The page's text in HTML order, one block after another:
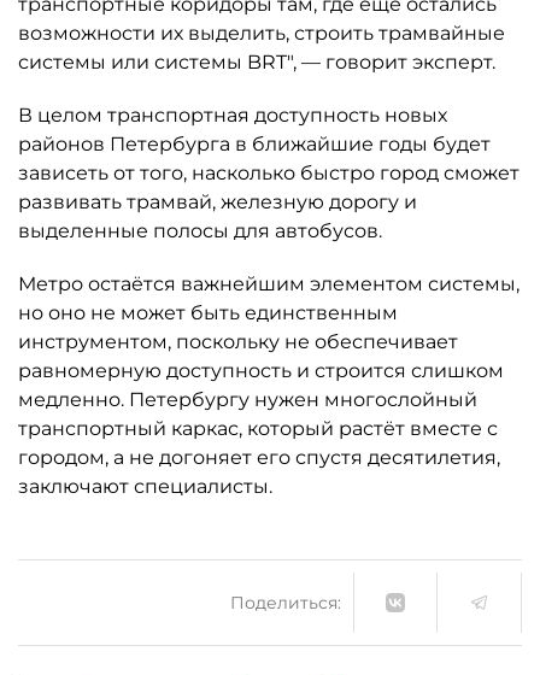
возможности их выделить, строить трамвайные
системы или системы BRT", — говорит эксперт.
В целом транспортная доступность новых
районов Петербурга в ближайшие годы будет
зависеть от того, насколько быстро город сможет
развивать трамвай, железную дорогу и
выделенные полосы для автобусов.
Метро остаётся важнейшим элементом системы,
но оно не может быть единственным
инструментом, поскольку не обеспечивает
равномерную доступность и строится слишком
медленно. Петербургу нужен многослойный
транспортный каркас, который растёт вместе с
городом, а не догоняет его спустя десятилетия,
заключают специалисты.
Поделиться: